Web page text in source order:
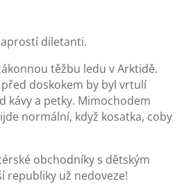
diletanti.
těžbu ledu v Arktidě.
doskokem by byl vrtulí
kávy a petky. Mimochodem
normální, když kosatka, coby
obchodníky s dětským
republiky už nedoveze!